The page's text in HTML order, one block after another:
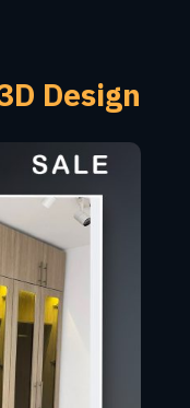
Design:-